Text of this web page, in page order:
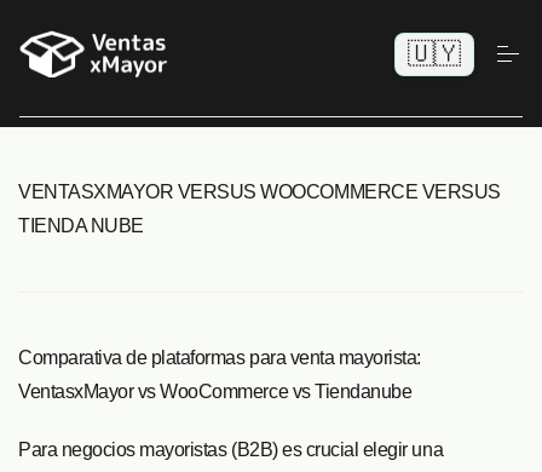
🇺🇾
VENTASXMAYOR VERSUS WOOCOMMERCE VERSUS
TIENDA NUBE
Comparativa de plataformas para venta mayorista:
VentasxMayor vs WooCommerce vs Tiendanube
Para negocios mayoristas (B2B) es crucial elegir una